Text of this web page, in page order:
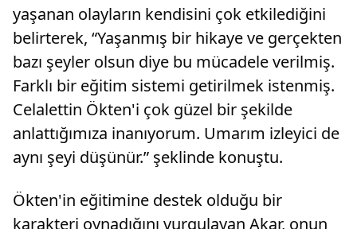
yaşanan olayların kendisini çok etkilediğini
belirterek, “Yaşanmış bir hikaye ve gerçekten
bazı şeyler olsun diye bu mücadele verilmiş.
Farklı bir eğitim sistemi getirilmek istenmiş.
Celalettin Ökten'i çok güzel bir şekilde
anlattığımıza inanıyorum. Umarım izleyici de
aynı şeyi düşünür.” şeklinde konuştu.
Ökten'in eğitimine destek olduğu bir
karakteri oynadığını vurgulayan Akar, onun